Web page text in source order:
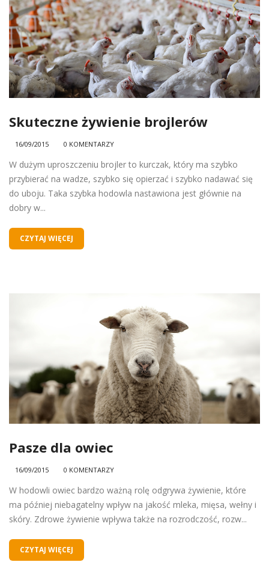
Skuteczne żywienie brojlerów
16/09/2015 0 KOMENTARZY
W dużym uproszczeniu brojler to kurczak, który ma szybko
przybierać na wadze, szybko się opierzać i szybko nadawać się
do uboju. Taka szybka hodowla nastawiona jest głównie na
dobry w...
CZYTAJ WIĘCEJ
Pasze dla owiec
16/09/2015 0 KOMENTARZY
W hodowli owiec bardzo ważną rolę odgrywa żywienie, które
ma później niebagatelny wpływ na jakość mleka, mięsa, wełny i
skóry. Zdrowe żywienie wpływa także na rozrodczość, rozw...
CZYTAJ WIĘCEJ